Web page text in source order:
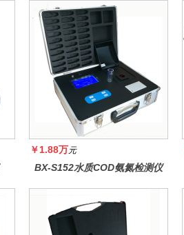
￥1.88万元
BX-S152水质COD氨氮检测仪